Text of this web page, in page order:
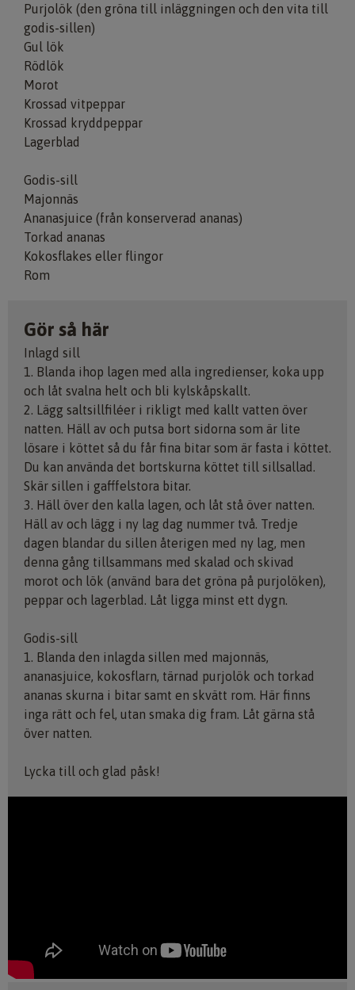
Purjolök (den gröna till inläggningen och den vita till
godis-sillen)
Gul lök
Rödlök
Morot
Krossad vitpeppar
Krossad kryddpeppar
Lagerblad
Godis-sill
Majonnäs
Ananasjuice (från konserverad ananas)
Torkad ananas
Kokosflakes eller flingor
Rom
Gör så här
Inlagd sill
1. Blanda ihop lagen med alla ingredienser, koka upp
och låt svalna helt och bli kylskåpskallt.
2. Lägg saltsillfiléer i rikligt med kallt vatten över
natten. Häll av och putsa bort sidorna som är lite
lösare i köttet så du får fina bitar som är fasta i köttet.
Du kan använda det bortskurna köttet till sillsallad.
Skär sillen i gafffelstora bitar.
3. Häll över den kalla lagen, och låt stå över natten.
Häll av och lägg i ny lag dag nummer två. Tredje
dagen blandar du sillen återigen med ny lag, men
denna gång tillsammans med skalad och skivad
morot och lök (använd bara det gröna på purjolöken),
peppar och lagerblad. Låt ligga minst ett dygn.
Godis-sill
1. Blanda den inlagda sillen med majonnäs,
ananasjuice, kokosflarn, tärnad purjolök och torkad
ananas skurna i bitar samt en skvätt rom. Här finns
inga rätt och fel, utan smaka dig fram. Låt gärna stå
över natten.
Lycka till och glad påsk!